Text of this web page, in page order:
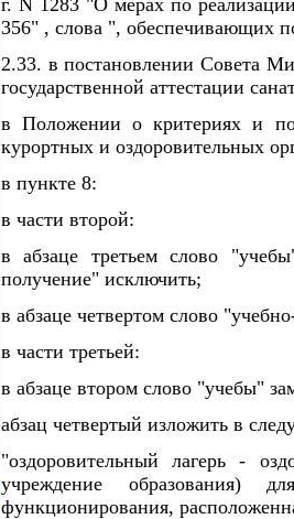
356" , слова ", обеспечивающих
2.33. в постановлении Совета
государственной аттестации
в Положении о критериях и
курортных и оздоровительных
в пункте 8:
в части второй:
в абзаце третьем слово
получение" исключить;
в абзаце четвертом слово
в части третьей:
в абзаце втором слово "учебы"
абзац четвертый изложить в
"оздоровительный лагерь -
учреждение образования)
функционирования,